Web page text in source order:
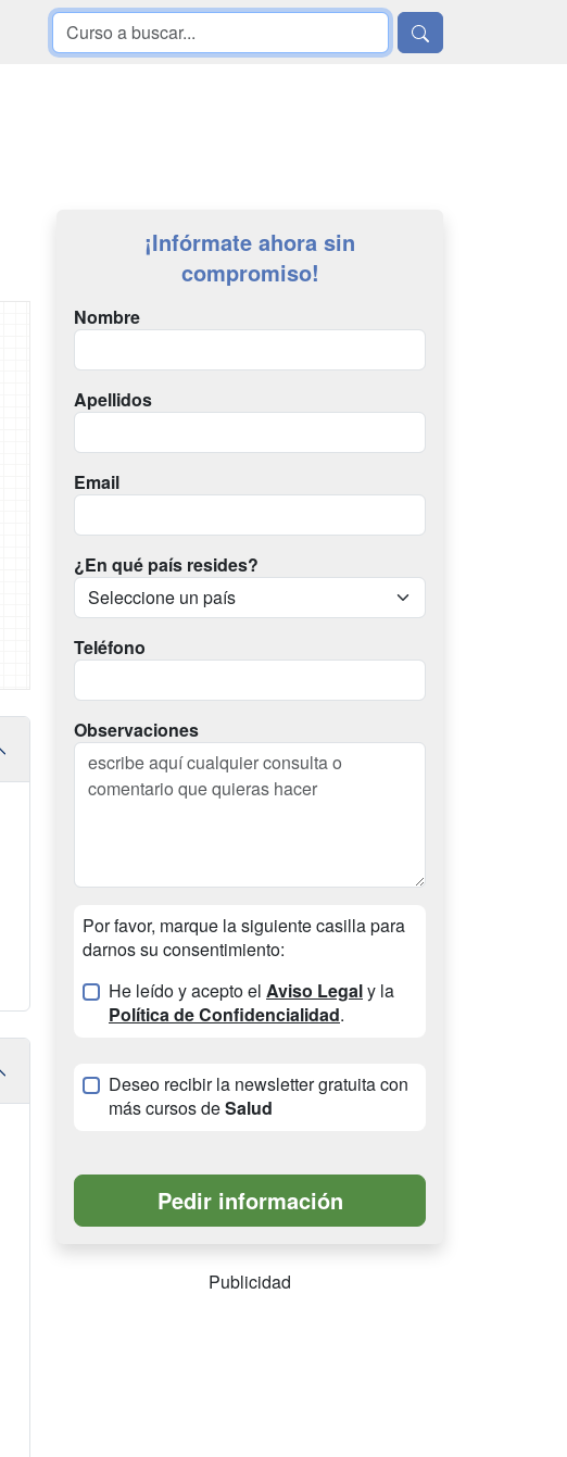
¡Infórmate ahora sin
compromiso!
Nombre
Apellidos
Email
¿En qué país resides?
Teléfono
Observaciones
Por favor, marque la siguiente casilla para
darnos su consentimiento:
He leído y acepto el Aviso Legaly la
Política de Confidencialidad.
Deseo recibir la newsletter gratuita con
más cursos deSalud
Publicidad